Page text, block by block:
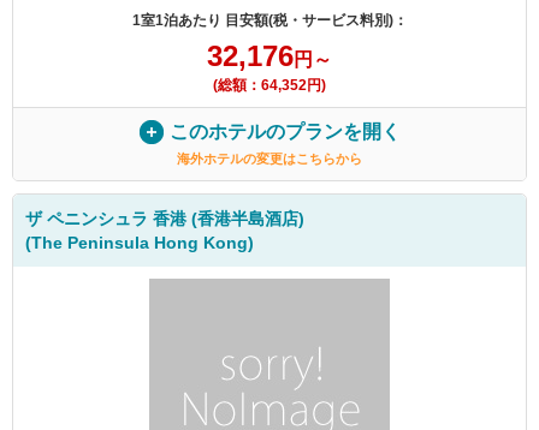
1室1泊あたり 目安額(税・サービス料別)：
32,176円～
(総額：64,352円)
このホテルのプランを開く
海外ホテルの変更はこちらから
ザ ペニンシュラ 香港 (香港半島酒店)
(The Peninsula Hong Kong)